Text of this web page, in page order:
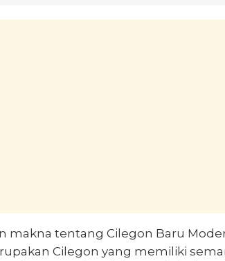
makna tentang Cilegon Baru
Cilegon yang memiliki